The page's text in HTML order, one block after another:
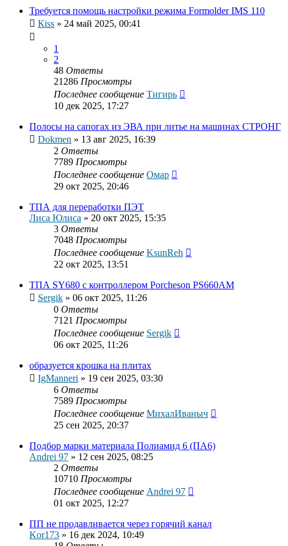
Требуется помощь настройки режима Formolder IMS 110
Кiss » 24 май 2025, 00:41
1
2
48 Ответы
21286 Просмотры
Последнее сообщение Тигирь
10 дек 2025, 17:27
Полосы на сапогах из ЭВА при литье на машинах СТРОНГ
Dokmen » 13 авг 2025, 16:39
2 Ответы
7789 Просмотры
Последнее сообщение Омар
29 окт 2025, 20:46
ТПА для переработки ПЭТ
Лиса Юлиса » 20 окт 2025, 15:35
3 Ответы
7048 Просмотры
Последнее сообщение KsunReh
22 окт 2025, 13:51
ТПА SY680 с контроллером Porcheson PS660AM
Sergik » 06 окт 2025, 11:26
0 Ответы
7121 Просмотры
Последнее сообщение Sergik
06 окт 2025, 11:26
образуется крошка на плитах
IgManneri » 19 сен 2025, 03:30
6 Ответы
7589 Просмотры
Последнее сообщение МихалИваныч
25 сен 2025, 20:37
Подбор марки материала Полиамид 6 (ПА6)
Andrei 97 » 12 сен 2025, 08:25
2 Ответы
10710 Просмотры
Последнее сообщение Andrei 97
01 окт 2025, 12:27
ПП не продавливается через горячий канал
Kor173 » 16 дек 2024, 10:49